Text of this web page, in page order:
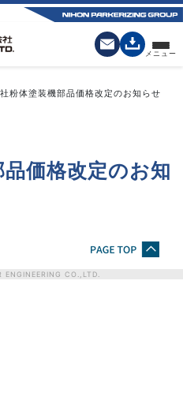
粉体塗装機部品価格改定のお知らせ
価格改定のお知
ENGINEERING CO.,LTD.